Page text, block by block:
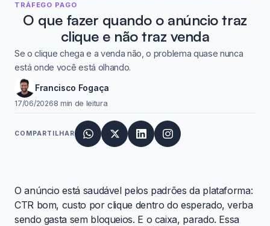
TRÁFEGO PAGO
O que fazer quando o anúncio traz
clique e não traz venda
Se o clique chega e a venda não, o problema quase nunca
está onde você está olhando.
Francisco Fogaça
17/06/20268 min de leitura
COMPARTILHAR
O anúncio está saudável pelos padrões da plataforma:
CTR bom, custo por clique dentro do esperado, verba
sendo gasta sem bloqueios. E o caixa, parado. Essa